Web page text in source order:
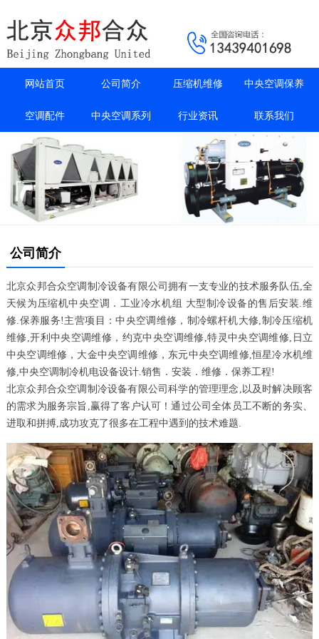
网站首页 公司简介 压缩机维修 中央空调保养
空调配件 中央空调系列 行业资讯 联系我们
公司简介
北京众邦合众空调制冷设备有限公司拥有一支专业的技术服务队伍,全
天候为压缩机中央空调．工业冷水机组 大型制冷设备的售后安装.维
修.保养服务!主营项目：中央空调维修，制冷螺杆机大修,制冷压缩机
维修,开利中央空调维修，约克中央空调维修,特灵中央空调维修,日立
中央空调维修，大金中央空调维修，东元中央空调维修,恒星冷水机维
修,中央空调制冷机电设备设计.销售．安装．维修．保养工程!
北京众邦合众空调制冷设备有限公司科学的管理理念,以及时解决顾客
的需求为服务宗旨,赢得了客户认可！通过公司全体员工不断的务实、
进取和拼搏,成功攻克了很多在工程中遇到的技术难题.